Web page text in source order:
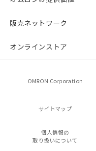
販売ネットワーク
オンラインストア
OMRON Corporation
サイトマップ
個人情報の
取り扱いについて